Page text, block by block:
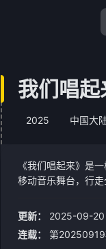
我们唱起
2025 中国大
《我们唱起来》是
移动音乐舞台，行
更新：
2025-09-20
连载：
第